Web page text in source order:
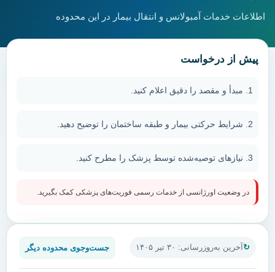
اطلاعات خدمات آمبولانس و انتقال بیمار در این محدوده
آخرین به‌روزرسانی: ۳۰ تیر ۱۴۰۵ جست‌وجوی محدوده دیگر
پیش از درخواست
مبدأ و مقصد را دقیق اعلام کنید.
شرایط حرکتی بیمار و طبقه ساختمان را توضیح دهید.
نیازهای توصیه‌شده توسط پزشک را مطرح کنید.
در وضعیت اورژانسی از خدمات رسمی فوریت‌های پزشکی کمک بگیرید.